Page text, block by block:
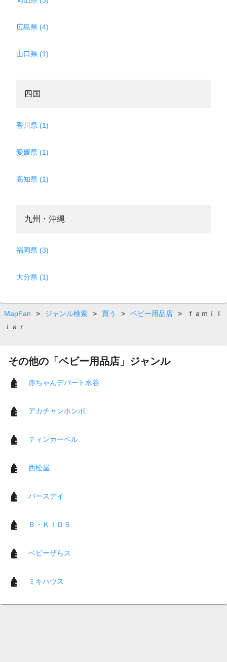
広島県 (4)
山口県 (1)
四国
香川県 (1)
愛媛県 (1)
高知県 (1)
九州・沖縄
福岡県 (3)
大分県 (1)
MapFan > ジャンル検索 > 買う > ベビー用品店 >
ｆａｍｉｌ
ｉａｒ
その他の「ベビー用品店」ジャンル
赤ちゃんデパート水谷
アカチャンホンポ
ティンカーベル
西松屋
バースデイ
Ｂ・ＫＩＤＳ
ベビーザらス
ミキハウス